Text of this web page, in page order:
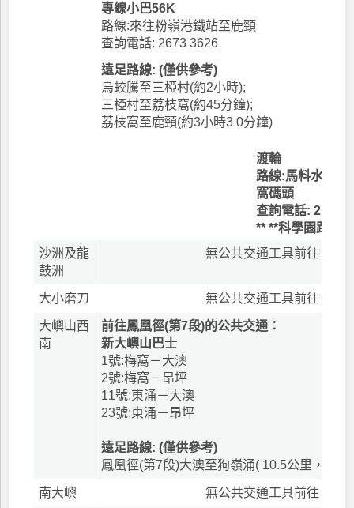
專線小巴56K
路線:來往粉嶺港鐵站至鹿頸
查詢電話: 2673 3626
遠足路線: (僅供參考)
烏蛟騰至三椏村(約2小時);
三椏村至荔枝窩(約45分鐘);
荔枝窩至鹿頸(約3小時3 0分鐘)
渡輪
路線:馬料水渡輪
窩碼頭
查詢電話: 2555
** **科學園路馬
沙洲及龍
鼓洲
無公共交通工具前往
大小磨刀 無公共交通工具前往
大嶼山西
南
前往鳳凰徑(第7段)的公共交通：
新大嶼山巴士
1號:梅窩－大澳
2號:梅窩－昂坪
11號:東涌－大澳
23號:東涌－昂坪
遠足路線: (僅供參考)
鳳凰徑(第7段)大澳至狗嶺涌( 10.5公里，3小
南大嶼 無公共交通工具前往